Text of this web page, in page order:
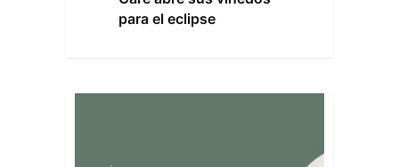
para el eclipse